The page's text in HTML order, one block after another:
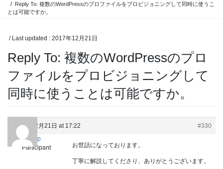
Reply To: 複数のWordPressのプロファイルをプロビジョニングして同時に使うこ
とは可能ですか。
/ Last updated : 2017年12月21日
Reply To: 複数のWordPressのプロ
ファイルをプロビジョニングして
同時に使うことは可能ですか。
2017年12月21日 at 17:22
#330
wtfwp
Participant
お世話になっております。
丁寧に解説してくださり、ありがとうございます。